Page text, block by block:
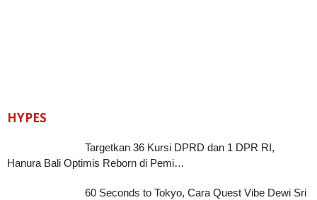
HYPES
Targetkan 36 Kursi DPRD dan 1 DPR RI,
Hanura Bali Optimis Reborn di Pemi…
60 Seconds to Tokyo, Cara Quest Vibe Dewi Sri